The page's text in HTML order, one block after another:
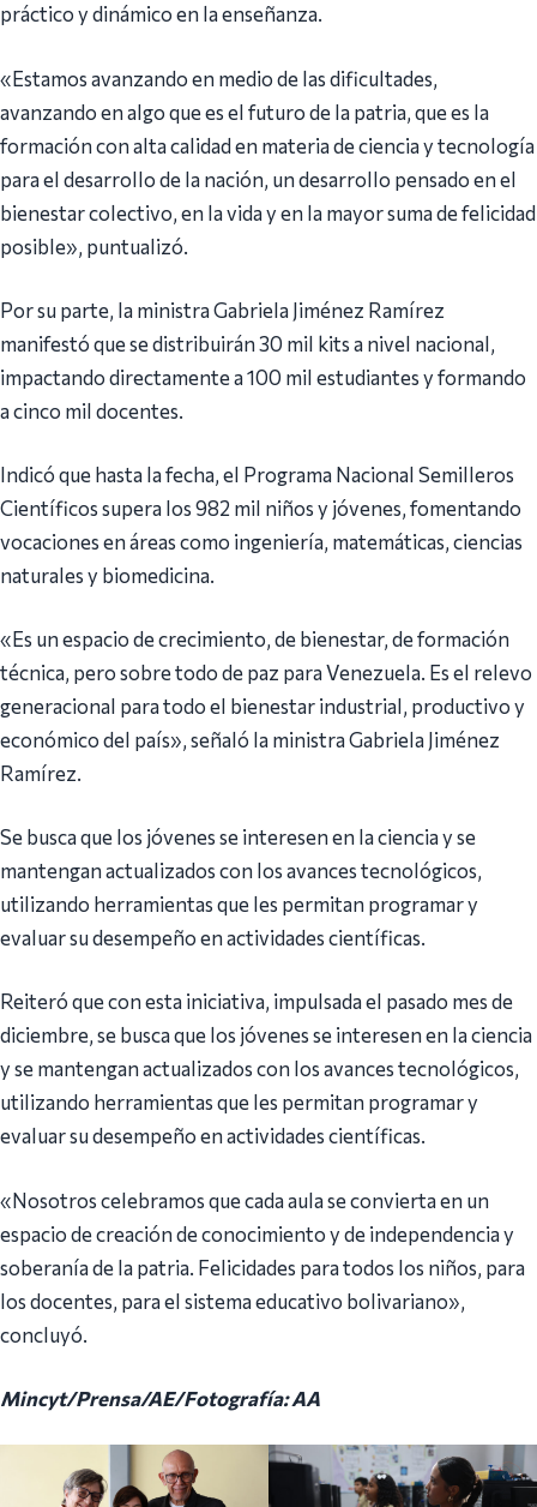
práctico y dinámico en la enseñanza.
«Estamos avanzando en medio de las dificultades,
avanzando en algo que es el futuro de la patria, que es la
formación con alta calidad en materia de ciencia y tecnología
para el desarrollo de la nación, un desarrollo pensado en el
bienestar colectivo, en la vida y en la mayor suma de felicidad
posible», puntualizó.
Por su parte, la ministra Gabriela Jiménez Ramírez
manifestó que se distribuirán 30 mil kits a nivel nacional,
impactando directamente a 100 mil estudiantes y formando
a cinco mil docentes.
Indicó que hasta la fecha, el Programa Nacional Semilleros
Científicos supera los 982 mil niños y jóvenes, fomentando
vocaciones en áreas como ingeniería, matemáticas, ciencias
naturales y biomedicina.
«Es un espacio de crecimiento, de bienestar, de formación
técnica, pero sobre todo de paz para Venezuela. Es el relevo
generacional para todo el bienestar industrial, productivo y
económico del país», señaló la ministra Gabriela Jiménez
Ramírez.
Se busca que los jóvenes se interesen en la ciencia y se
mantengan actualizados con los avances tecnológicos,
utilizando herramientas que les permitan programar y
evaluar su desempeño en actividades científicas.
Reiteró que con esta iniciativa, impulsada el pasado mes de
diciembre, se busca que los jóvenes se interesen en la ciencia
y se mantengan actualizados con los avances tecnológicos,
utilizando herramientas que les permitan programar y
evaluar su desempeño en actividades científicas.
«Nosotros celebramos que cada aula se convierta en un
espacio de creación de conocimiento y de independencia y
soberanía de la patria. Felicidades para todos los niños, para
los docentes, para el sistema educativo bolivariano»,
concluyó.
Mincyt/Prensa/AE/Fotografía: AA